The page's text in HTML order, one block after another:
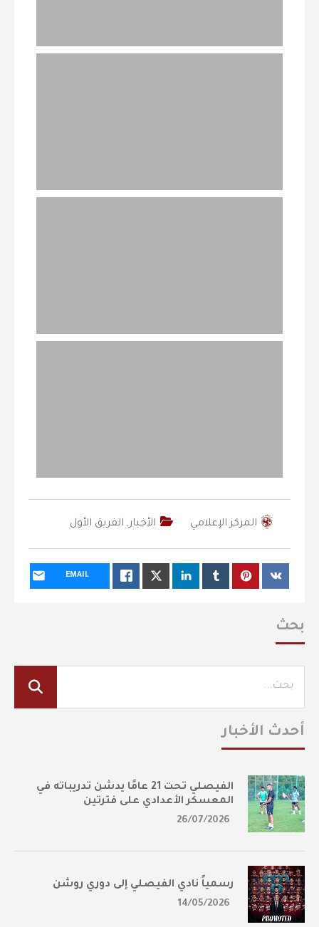
المركز الإعلامي الأخبار, الفريق الأول
EMAIL
بحث
أحدث الأخبار
الفيصلي تحت 21 عامًا يدشن تدريباته في
المعسكر الأعدادي على فترتين
26/07/2026
رسمياً نادي الفيصلي إلى دوري روشن
14/05/2026